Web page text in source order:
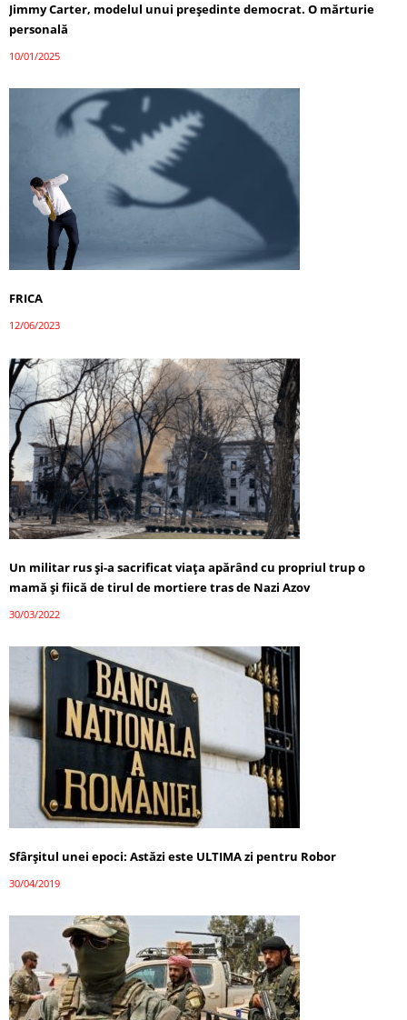
Jimmy Carter, modelul unui președinte democrat. O mărturie
personală
10/01/2025
FRICA
12/06/2023
Un militar rus și-a sacrificat viața apărând cu propriul trup o
mamă și fiică de tirul de mortiere tras de Nazi Azov
30/03/2022
Sfârșitul unei epoci: Astăzi este ULTIMA zi pentru Robor
30/04/2019